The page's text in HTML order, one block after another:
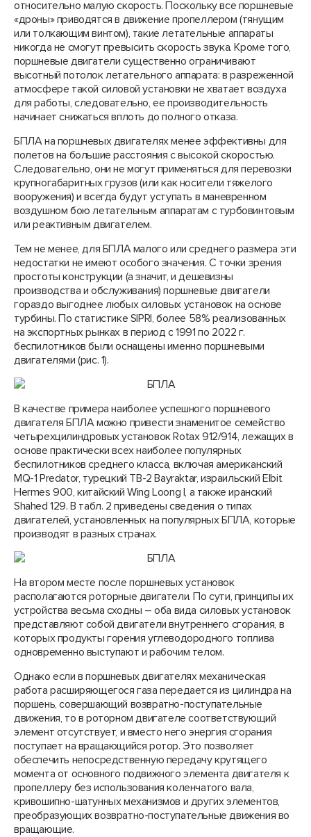
относительно малую скорость. Поскольку все поршневые
«дроны» приводятся в движение пропеллером (тянущим
или толкающим винтом), такие летательные аппараты
никогда не смогут превысить скорость звука. Кроме того,
поршневые двигатели существенно ограничивают
высотный потолок летательного аппарата: в разреженной
атмосфере такой силовой установки не хватает воздуха
для работы, следовательно, ее производительность
начинает снижаться вплоть до полного отказа.
БПЛА на поршневых двигателях менее эффективны для
полетов на большие расстояния с высокой скоростью.
Следовательно, они не могут применяться для перевозки
крупногабаритных грузов (или как носители тяжелого
вооружения) и всегда будут уступать в маневренном
воздушном бою летательным аппаратам с турбовинтовым
или реактивным двигателем.
Тем не менее, для БПЛА малого или среднего размера эти
недостатки не имеют особого значения. С точки зрения
простоты конструкции (а значит, и дешевизны
производства и обслуживания) поршневые двигатели
гораздо выгоднее любых силовых установок на основе
турбины. По статистике SIPRI, более 58% реализованных
на экспортных рынках в период с 1991 по 2022 г.
беспилотников были оснащены именно поршневыми
двигателями (рис. 1).
В качестве примера наиболее успешного поршневого
двигателя БПЛА можно привести знаменитое семейство
четырехцилиндровых установок Rotax 912/914, лежащих в
основе практически всех наиболее популярных
беспилотников среднего класса, включая американский
MQ-1 Predator, турецкий TB-2 Bayraktar, израильский Elbit
Hermes 900, китайский Wing Loong I, а также иранский
Shahed 129. В табл. 2 приведены сведения о типах
двигателей, установленных на популярных БПЛА, которые
производят в разных странах.
На втором месте после поршневых установок
располагаются роторные двигатели. По сути, принципы их
устройства весьма сходны – оба вида силовых установок
представляют собой двигатели внутреннего сгорания, в
которых продукты горения углеводородного топлива
одновременно выступают и рабочим телом.
Однако если в поршневых двигателях механическая
работа расширяющегося газа передается из цилиндра на
поршень, совершающий возвратно-поступательные
движения, то в роторном двигателе соответствующий
элемент отсутствует, и вместо него энергия сгорания
поступает на вращающийся ротор. Это позволяет
обеспечить непосредственную передачу крутящего
момента от основного подвижного элемента двигателя к
пропеллеру без использования коленчатого вала,
кривошипно-шатунных механизмов и других элементов,
преобразующих возвратно-поступательные движения во
вращающие.